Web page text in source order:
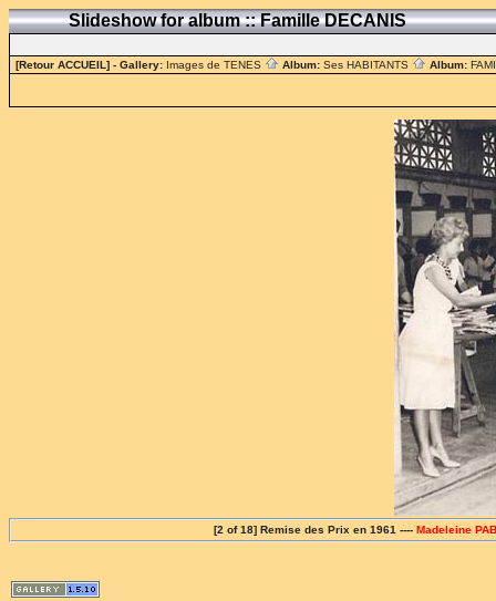
Slideshow for album :: Famille DECANIS
[Retour ACCUEIL] - Gallery: Images de TENES Album: Ses HABITANTS Album:
[2 of 18] Remise des Prix en 1961 ---- Madeleine